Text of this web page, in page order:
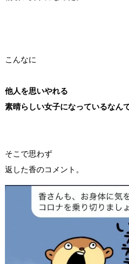
こんなに
他人を思いやれる
素晴らしい女子になっているなん
そこで思わず
返した香のコメント。